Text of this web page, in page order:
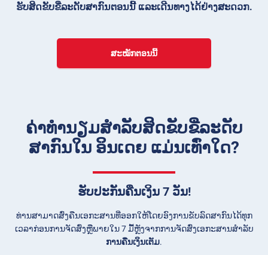
ຮັບສິດຂັບຂີ່ລະດັບສາກົນຕອນນີ້ ແລະເດີນທາງໄດ້ຢ່າງສະດວກ.
ສະໝັກຕອນນີ້
ຄ່າທຳນຽມສຳລັບສິດຂັບຂີ່ລະດັບ
ສາກົນໃນ ອິນເດຍ ແມ່ນເທົ່າໃດ?
ຮັບປະກັນຄືນເງິນ 7 ວັນ!
ທ່ານສາມາດສົ່ງຄືນເອກະສານທີ່ອອກໃຫ້ໂດຍອົງການຂັບລົດສາກົນໄດ້ທຸກ
ເວລາກ່ອນການຈັດສົ່ງຫຼືພາຍໃນ 7 ມື້ຫຼັງຈາກການຈັດສົ່ງເອກະສານສໍາລັບ
ການຄືນເງິນເຕັມ.